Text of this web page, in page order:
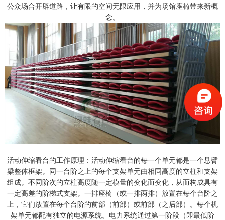
公众场合开辟道路，让有限的空间无限应用，并为场馆座椅带来新概
念。
活动伸缩看台的工作原理：活动伸缩看台的每一个单元都是一个悬臂
梁整体框架。同一台阶之上的每个支架单元由相同高度的立柱和支架
组成。不同阶次的立柱高度随一定模量的变化而变化，从而构成具有
一定高差的阶梯式支架。一排座椅（或一排两排）放置在每个台阶之
上，它们放置在每个台阶的前部（前部）或前部（之后部）。每个机
架单元都配有独立的电源系统。电力系统通过第一阶段（即最低阶